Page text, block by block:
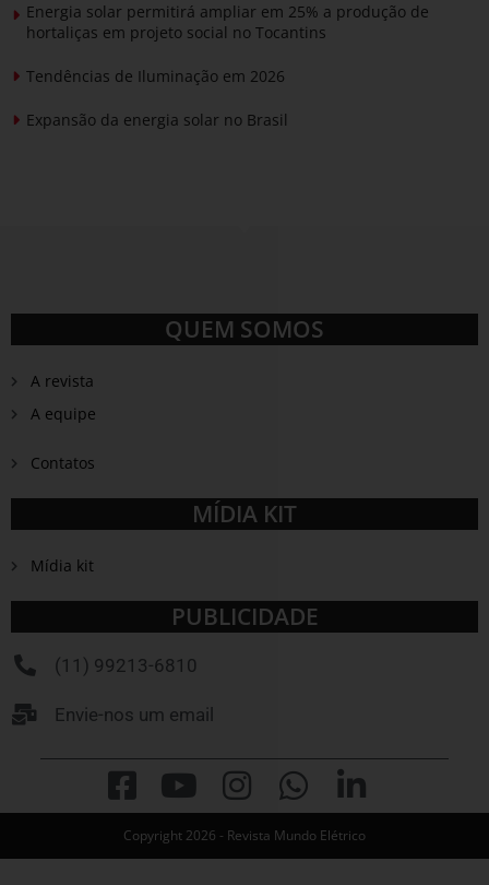
Energia solar permitirá ampliar em 25% a produção de
hortaliças em projeto social no Tocantins
Tendências de Iluminação em 2026
Expansão da energia solar no Brasil
QUEM SOMOS
A revista
A equipe
Contatos
MÍDIA KIT
Mídia kit
PUBLICIDADE
(11) 99213-6810
Envie-nos um email
Copyright 2026 - Revista Mundo Elétrico